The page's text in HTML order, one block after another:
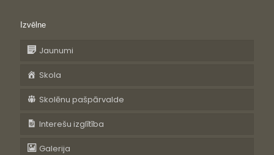
Izvēlne
Jaunumi
Skola
Skolēnu pašpārvalde
Interešu izglītība
Galerija